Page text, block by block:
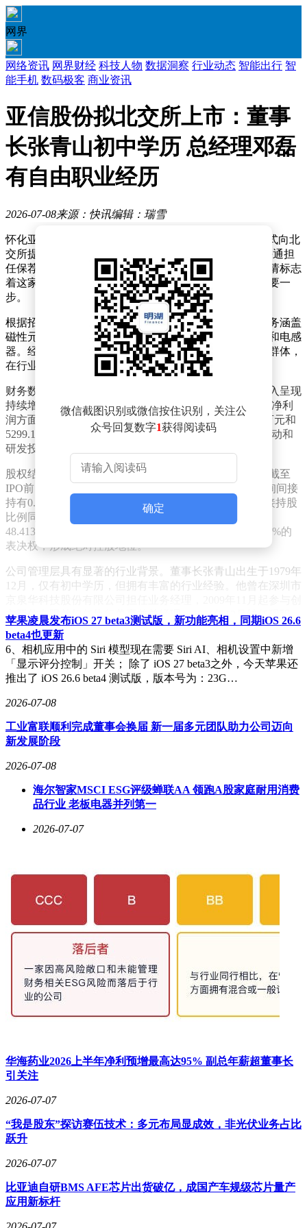
网界
网络资讯 网界财经 科技人物 数据洞察 行业动态 智能出行 智
能手机 数码极客 商业资讯
亚信股份拟北交所上市：董事
长张青山初中学历 总经理邓磊
有自由职业经历
2026-07-08来源：快讯编辑：瑞雪
怀化亚信科技股份有限公司（简称“亚信股份”）近日正式向北
交所提交了IPO申请，计划募集资金3.09亿元，由国泰海通担
任保荐机构，保荐代表人为方军和王里刚。此次上市申请标志
着这家专注于磁性元器件领域的企业迈出了资本化的重要一
步。
根据招股书披露，亚信股份成立于2009年11月，核心业务涵盖
磁性元器件的研发、生产与销售，主要产品包括变压器和电感
器。经过十余年发展，公司已形成稳定的产品线和客户群体，
在行业内占据一定市场份额。
财务数据显示，2023年至2025年期间，亚信股份营业收入呈现
持续增长态势，分别为2.57亿元、2.78亿元和3.79亿元。净利
润方面则出现波动，同期分别为3689.98万元、1401.42万元和
5299.16万元。公司表示，利润波动主要受原材料价格波动和
研发投入增加等因素影响。
股权结构方面，公司实际控制人为张青山和邓磊二人。截至
IPO前，张青山直接持有48.0769%股份，并通过信禾咨询间接
持有0.4087%股份，合计持股比例达48.4856%。邓磊直接持股
比例同样为48.0769%，间接持股0.3365%，合计持股
48.4135%。两人通过直接和间接方式合计控制公司96.90%的
表决权，形成绝对控股地位。
公司管理层具有显著的行业背景。董事长张青山出生于1979年
12月，仅有初中学历，但拥有丰富的行业经验。他曾在深圳市
立亚信有限并担任执行董事兼总经理，2021年12月转任现职。
总经理邓磊现年44岁，本科学历，同样具有京泉华科技的业务
经理履历，后经历自由职业阶段，2016年10月起加入亚信有限
担任监事，2021年12月起出任董事兼总经理。
微信截图识别或微信按住识别，关注公
众号回复数字1获得阅读码
确定
苹果凌晨发布iOS 27 beta3测试版，新功能亮相，同期iOS 26.6
beta4也更新
6、相机应用中的 Siri 模型现在需要 Siri AI、相机设置中新增
「显示评分控制」开关； 除了 iOS 27 beta3之外，今天苹果还
推出了 iOS 26.6 beta4 测试版，版本号为：23G…
2026-07-08
工业富联顺利完成董事会换届 新一届多元团队助力公司迈向
新发展阶段
2026-07-08
海尔智家MSCI ESG评级蝉联AA 领跑A股家庭耐用消费
品行业 老板电器并列第一
2026-07-07
华海药业2026上半年净利预增最高达95% 副总年薪超董事长
引关注
2026-07-07
“我是股东”探访赛伍技术：多元布局显成效，非光伏业务占比
跃升
2026-07-07
比亚迪自研BMS AFE芯片出货破亿，成国产车规级芯片量产
应用新标杆